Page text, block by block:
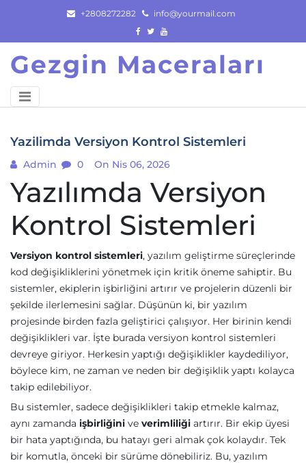
content
+2808272282 info@yourmail.com
Gezgin Maceraları
Yazilimda Versiyon Kontrol Sistemleri
Admin 0 On Nis 06, 2026
Yazılımda Versiyon
Kontrol Sistemleri
Versiyon kontrol sistemleri, yazılım geliştirme süreçlerinde
kod değişikliklerini yönetmek için kritik öneme sahiptir. Bu
sistemler, ekiplerin işbirliğini artırır ve projelerin düzenli bir
şekilde ilerlemesini sağlar. Düşünün ki, bir yazılım
projesinde birden fazla geliştirici çalışıyor. Her birinin kendi
değişiklikleri var. İşte burada versiyon kontrol sistemleri
devreye giriyor. Herkesin yaptığı değişiklikler kaydediliyor,
böylece kim, ne zaman ve neden bir değişiklik yaptı kolayca
takip edilebiliyor.
Bu sistemler, sadece değişiklikleri takip etmekle kalmaz,
aynı zamanda işbirliğini ve verimliliği artırır. Bir ekip üyesi
bir hata yaptığında, bu hatayı geri almak çok kolaydır. Tek
bir komutla, önceki bir sürüme dönebiliriz. Bu, yazılım